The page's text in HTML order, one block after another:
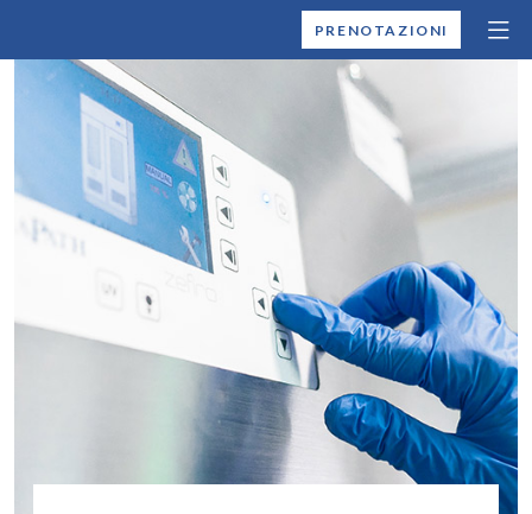
MONTALLEGROPRENOTAZIONI